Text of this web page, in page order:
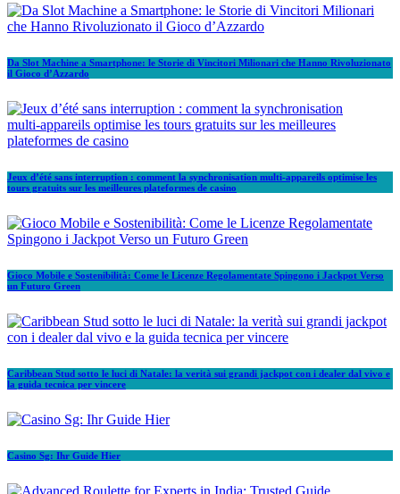
Da Slot Machine a Smartphone: le Storie di Vincitori Milionari che Hanno Rivoluzionato
il Gioco d’Azzardo
Jeux d’été sans interruption : comment la synchronisation multi‑appareils optimise les
tours gratuits sur les meilleures plateformes de casino
Gioco Mobile e Sostenibilità: Come le Licenze Regolamentate Spingono i Jackpot Verso
un Futuro Green
Caribbean Stud sotto le luci di Natale: la verità sui grandi jackpot con i dealer dal vivo e
la guida tecnica per vincere
Casino Sg: Ihr Guide Hier